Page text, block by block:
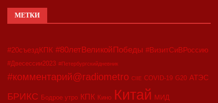
МЕТКИ
#20съездКПК #80летВеликойПобеды #ВизитСиВРоссию
#Двесессии2023 #Петербургскийдневник
#комментарий@radiometro CIIE COVID-19 G20 АТЭС
БРИКС Бодрое утро КПК Кино Китай МИД